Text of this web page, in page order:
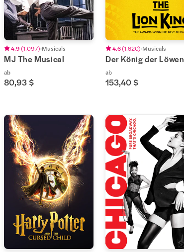
4.9(1.097) Musicals
MJ The Musical
ab
80,93 $
4.6(1.620) Musicals
Der König der Löwen
ab
153,40 $